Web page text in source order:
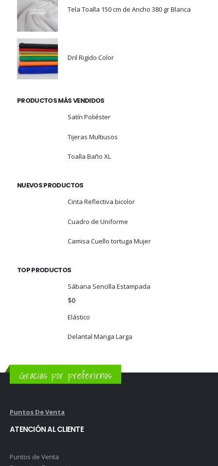
Tela Toalla 150 cm de Ancho 380 gr Blanca
Dril Rigido Color
PRODUCTOS MÁS VENDIDOS
Satín Poliéster
Tijeras Multiusos
Toalla Baño XL
NUEVOS PRODUCTOS
Cinta Reflectiva bicolor
Cuadro de Uniforme
Camisa Cuello tortuga Mujer
TOP PRODUCTOS
Sábana Sencilla Estampada
$0
Elástico
Delantal Manga Larga
Gracias por preferirnos
Puntos De Venta
ATENCIÓN AL CLIENTE
Puntos de Venta